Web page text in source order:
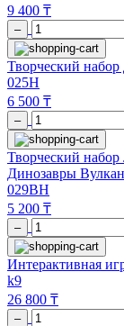
9 400 ₸
–
Творческий набор
025H
6 500 ₸
–
Творческий набор
Динозавры Вулкан
029BH
5 200 ₸
–
Интерактивная
k9
26 800 ₸
–